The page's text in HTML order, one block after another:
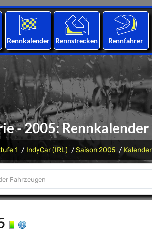
Rennkalender Rennstrecken Rennfahrer
- 2005: Rennkalender
1 IndyCar (IRL) Saison 2005 Kalender